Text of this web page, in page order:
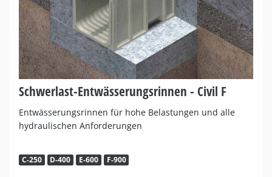
Schwerlast-Entwässerungsrinnen - Civil F
Entwässerungsrinnen für hohe Belastungen und alle
hydraulischen Anforderungen
C-250 D-400 E-600 F-900